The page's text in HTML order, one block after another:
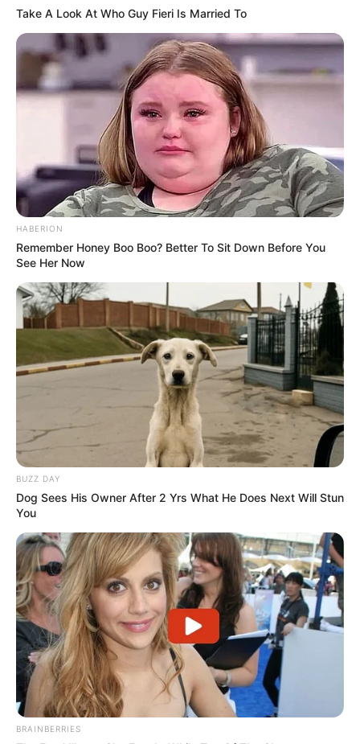
Take A Look At Who Guy Fieri Is Married To
HABERION
Remember Honey Boo Boo? Better To Sit Down Before You
See Her Now
BUZZ DAY
Dog Sees His Owner After 2 Yrs What He Does Next Will Stun
You
BRAINBERRIES